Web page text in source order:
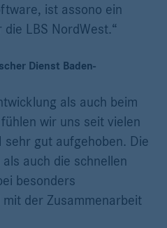
ist assono ein
LBS NordWest.“
Dienst Baden-
als auch beim
wir uns seit vielen
sehr gut aufgehoben. Die
auch die schnellen
besonders
der Zusammenarbeit